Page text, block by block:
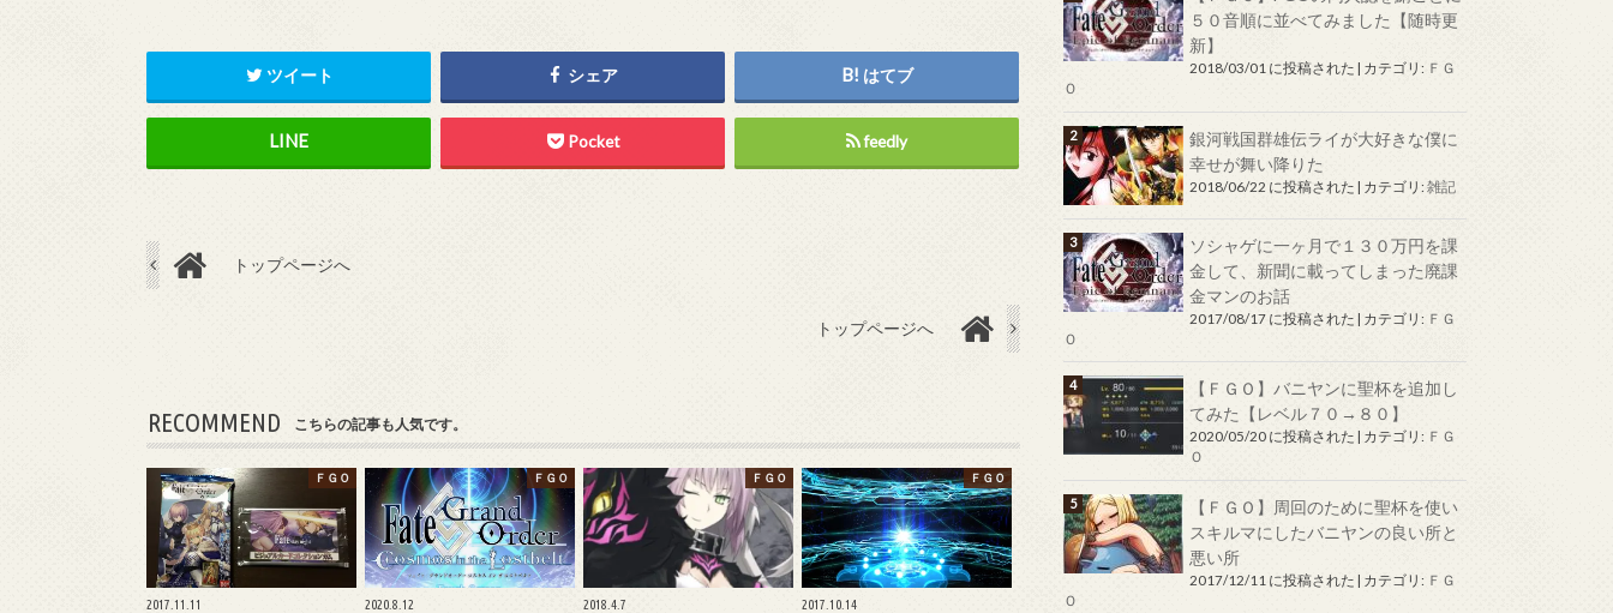
ツイート シェア はてブ
Pocket feedly
トップページへ
トップページへ
RECOMMEND こちらの記事も人気です。
ＦＧＯ
2017.11.11
ＦＧＯ
2020.8.12
ＦＧＯ
2018.4.7
ＦＧＯ
2017.10.14
５０音順に並べてみました【随時更
新】
2018/03/01 に投稿された カテゴリ: ＦＧ
Ｏ
銀河戦国群雄伝ライが大好きな僕に
幸せが舞い降りた
2018/06/22 に投稿された | カテゴリ: 雑記
ソシャゲに一ヶ月で１３０万円を課
金して、新聞に載ってしまった廃課
金マンのお話
2017/08/17 に投稿された | カテゴリ: ＦＧ
Ｏ
【ＦＧＯ】バニヤンに聖杯を追加し
てみた【レベル７０→８０】
2020/05/20 に投稿された カテゴリ: ＦＧ
Ｏ
【ＦＧＯ】周回のために聖杯を使い
スキルマにしたバニヤンの良い所と
悪い所
2017/12/11 に投稿された | カテゴリ: ＦＧ
Ｏ